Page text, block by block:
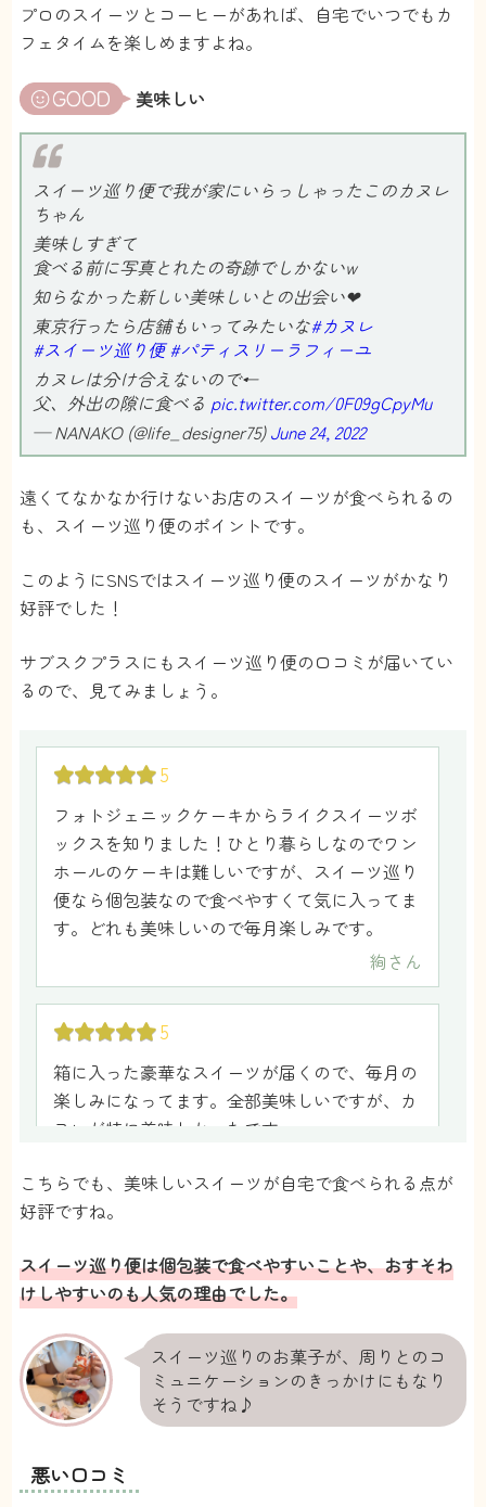
プロのスイーツとコーヒーがあれば、自宅でいつでもカ
フェタイムを楽しめますよね。
美味しい
スイーツ巡り便で我が家にいらっしゃったこのカヌレ
ちゃん
美味しすぎて
食べる前に写真とれたの奇跡でしかないw
知らなかった新しい美味しいとの出会い❤︎
東京行ったら店舗もいってみたいな#カヌレ
#スイーツ巡り便 #パティスリーラフィーユ
カヌレは分け合えないので←
父、外出の隙に食べる pic.twitter.com/0F09gCpyMu
— NANAKO (@life_designer75)June 24, 2022
遠くてなかなか行けないお店のスイーツが食べられるの
も、スイーツ巡り便のポイントです。
このようにSNSではスイーツ巡り便のスイーツがかなり
好評でした！
サブスクプラスにもスイーツ巡り便の口コミが届いてい
るので、見てみましょう。
5
フォトジェニックケーキからライクスイーツボ
ックスを知りました！ひとり暮らしなのでワン
ホールのケーキは難しいですが、スイーツ巡り
便なら個包装なので食べやすくて気に入ってま
す。どれも美味しいので毎月楽しみです。
絢 さん
5
箱に入った豪華なスイーツが届くので、毎月の
楽しみになってます。全部美味しいですが、カ
ヌレが特に美味しかったです。
フォトジェニックケーキとスイーツ両方とも定
期便で購入するくらいライクスイーツボックス
さんにはお世話になってます！ケーキは自宅で
家族と食べて楽しんでますが、スイーツ巡り便
はお客さんが来たときに出しやすいのでとても
良いです。常温保存のものだと職場に持ってい
楽しめます！
こちらでも、美味しいスイーツが自宅で食べられる点が
好評ですね。
スイーツ巡り便は個包装で食べやすいことや、おすそわ
けしやすいのも人気の理由でした。
スイーツ巡りのお菓子が、周りとのコ
ミュニケーションのきっかけにもなり
そうですね♪
悪い口コミ